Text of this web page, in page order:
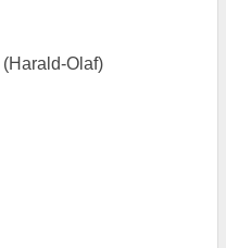
Olaf)